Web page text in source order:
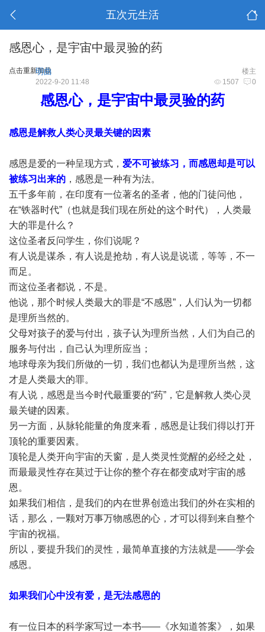
五次元生活
感恩心，是宇宙中最灵验的药
点击重新加载 楼主
明曲
1507 0
2022-9-20 11:48
感恩心，是宇宙中最灵验的药
感恩是解救人类心灵最关键的因素
感恩是爱的一种呈现方式， 爱不可被练习，而感恩却是可以
被练习出来的 ，感恩是一种有为法。
五千多年前，在印度有一位著名的圣者，他的门徒问他，
在“铁器时代”（也就是我们现在所处的这个时代），人类最
大的罪是什么？
这位圣者反问学生，你们说呢？
有人说是谋杀，有人说是抢劫，有人说是说谎，等等，不一
而足。
而这位圣者都说，不是。
他说，那个时候人类最大的罪是“不感恩”，人们认为一切都
是理所当然的。
父母对孩子的爱与付出，孩子认为理所当然，人们为自己的
服务与付出，自己认为理所应当；
地球母亲为我们所做的一切，我们也都认为是理所当然，这
才是人类最大的罪。
有人说，感恩是当今时代最重要的“药”，它是解救人类心灵
最关键的因素。
另一方面，从脉轮能量的角度来看，感恩是让我们得以打开
顶轮的重要因素。
顶轮是人类开向宇宙的天窗，是人类灵性觉醒的必经之处，
而最最灵性存在莫过于让你的整个存在都变成对宇宙的感
恩。
如果我们相信，是我们的内在世界创造出我们的外在实相的
话，那么，一颗对万事万物感恩的心，才可以得到来自整个
宇宙的祝福。
所以，要提升我们的灵性，最简单直接的方法就是——学会
感恩。
如果我们心中没有爱，是无法感恩的
有一位日本的科学家写过一本书——《水知道答案》，如果